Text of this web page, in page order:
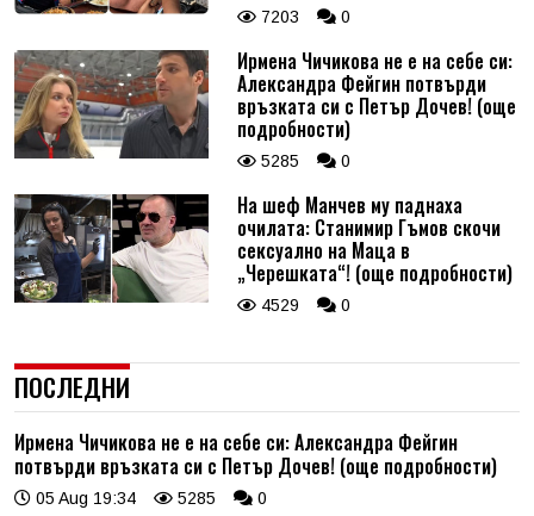
7203 0
Ирмена Чичикова не е на себе си:
Александра Фейгин потвърди
връзката си с Петър Дочев! (още
подробности)
5285 0
На шеф Манчев му паднаха
очилата: Станимир Гъмов скочи
сексуално на Маца в
„Черешката“! (още подробности)
4529 0
ПОСЛЕДНИ
Ирмена Чичикова не е на себе си: Александра Фейгин
потвърди връзката си с Петър Дочев! (още подробности)
05 Aug 19:34 5285 0